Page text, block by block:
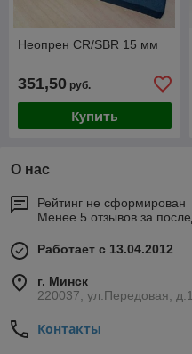
Неопрен CR/SBR 15 мм
351,50 руб.
Купить
О нас
Рейтинг не сформирован
Менее 5 отзывов за
Работает с 13.04.2012
г. Минск
220037, ул.Передовая,
Контакты